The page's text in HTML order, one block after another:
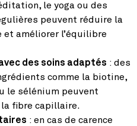
le yoga ou des
peuvent réduire la
améliorer l’équilibre
des soins adaptés : des
comme la biotine,
le sélénium peuvent
fibre capillaire.
: en cas de carence